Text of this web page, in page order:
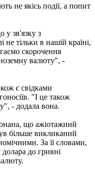
не якісь події, а попит
у зв'язку з
тільки в нашій країні,
скорочення
валюту", -
є свідками
"І це також
- додала вона.
що ажіотажний
більше викликаний
За її словами,
долара до гривні